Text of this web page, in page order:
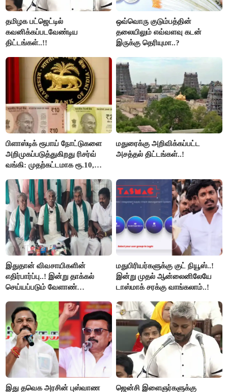
தமிழக பட்ஜெட்டில்
கவனிக்கப்படவேண்டிய
திட்டங்கள்..!!
ஒவ்வொரு குடும்பத்தின்
தலையிலும் எவ்வளவு கடன்
இருக்கு தெரியுமா..?
பிளாஸ்டிக் ரூபாய் நோட்டுகளை
அறிமுகப்படுத்துகிறது ரிசர்வ்
வங்கி: முதற்கட்டமாக ரூ.10,
மதுரைக்கு அறிவிக்கப்பட்ட
அசத்தல் திட்டங்கள்..!
இதுதான் விவசாயிகளின்
எதிர்பார்ப்பு..! இன்று தாக்கல்
செய்யப்படும் வேளாண்
கோரிக்கை!
மதுபிரியர்களுக்கு குட் நியூஸ்..!
இன்று முதல் ஆன்லைனிலேயே
டாஸ்மாக் சரக்கு வாங்கலாம்..!
இது தவெக அரசின் புஸ்வாண ஜென்சி இளைஞர்களுக்கு